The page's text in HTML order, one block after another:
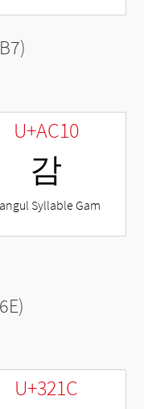
U+AC10
감
Syllable Gam
U+321C